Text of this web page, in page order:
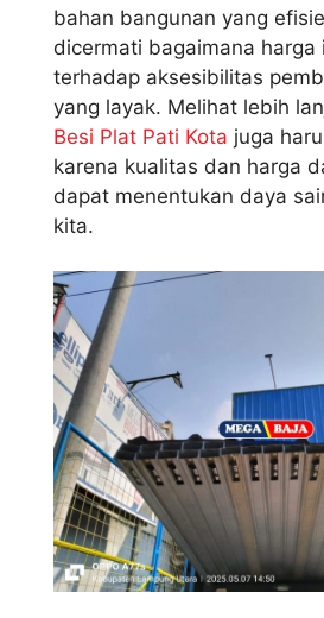
bahan bangunan yang
dicermati bagaimana harga
terhadap aksesibilitas
yang layak. Melihat lebih
Besi Plat Pati Kota juga
karena kualitas dan harga
dapat menentukan daya
kita.